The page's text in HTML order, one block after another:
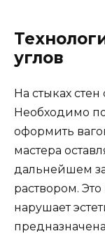
углов
На стыках
Необходимо
оформить
мастера
дальнейшем
раствором.
нарушает